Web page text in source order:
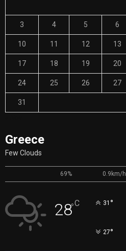
3 4 5 6
10 11 12 13
17 18 19 20
24 25 26 27
31
Greece
Few Clouds
69% 0.9km/h
28°C 31 °
27°